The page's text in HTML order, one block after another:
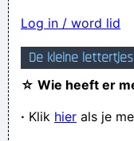
Log in / word lid
De kleine lettertjes
☆ Wie heeft er
· Klik hier als je